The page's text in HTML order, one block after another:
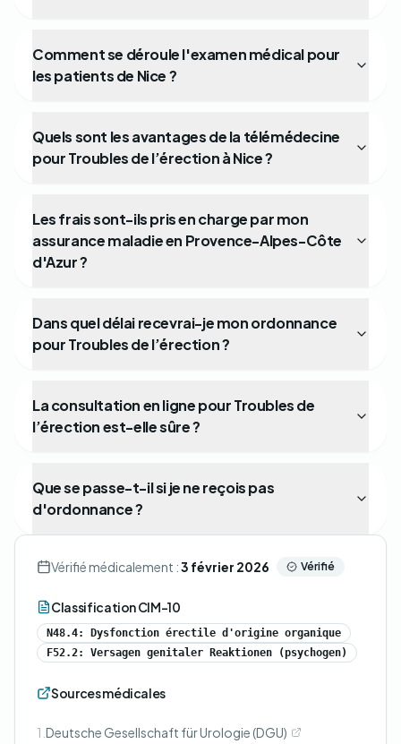
Comment se déroule l'examen médical pour
les patients de Nice ?
Quels sont les avantages de la télémédecine
pour Troubles de l’érection à Nice ?
Les frais sont-ils pris en charge par mon
assurance maladie en Provence-Alpes-Côte
d'Azur ?
Dans quel délai recevrai-je mon ordonnance
pour Troubles de l’érection ?
La consultation en ligne pour Troubles de
l’érection est-elle sûre ?
Que se passe-t-il si je ne reçois pas
d'ordonnance ?
Vérifié médicalement :3 février 2026 Vérifié
Classification CIM-10
N48.4: Dysfonction érectile d'origine organique
F52.2: Versagen genitaler Reaktionen (psychogen)
Sources médicales
1. Deutsche Gesellschaft für Urologie (DGU)